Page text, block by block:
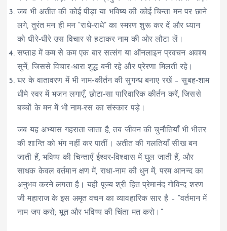
जब भी अतीत की कोई पीड़ा या भविष्य की कोई चिन्ता मन पर छाने
लगे, तुरंत मन ही मन “राधे‑राधे” का स्मरण शुरू कर दें और ध्यान
को धीरे‑धीरे उस विचार से हटाकर नाम की ओर लौटा लें।
सप्ताह में कम से कम एक बार सत्संग या ऑनलाइन प्रवचन अवश्य
सुनें, जिससे विचार‑धारा शुद्ध बनी रहे और प्रेरणा मिलती रहे।
घर के वातावरण में भी नाम‑कीर्तन की सुगन्ध बनाए रखें – सुबह‑शाम
धीमे स्वर में भजन लगाएँ, छोटा‑सा पारिवारिक कीर्तन करें, जिससे
बच्चों के मन में भी नाम‑रस का संस्कार पड़े।
जब यह अभ्यास गहराता जाता है, तब जीवन की चुनौतियाँ भी भीतर
की शान्ति को भंग नहीं कर पातीं। अतीत की गलतियाँ सीख बन
जाती हैं, भविष्य की चिन्ताएँ ईश्वर‑विश्वास में घुल जाती हैं, और
साधक केवल वर्तमान क्षण में, राधा‑नाम की धुन में, परम आनन्द का
अनुभव करने लगता है। यही पूज्य श्री हित प्रेमानंद गोविन्द शरण
जी महाराज के इस अमृत वचन का व्यावहारिक सार है – “वर्तमान में
नाम जप करो; भूत और भविष्य की चिंता मत करो।”